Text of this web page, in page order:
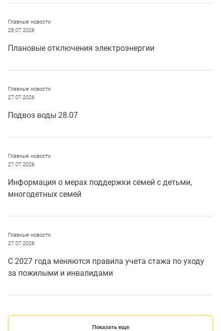
Главные новости
28.07.2026
Плановые отключения электроэнергии
Главные новости
27.07.2026
Подвоз воды 28.07
Главные новости
27.07.2026
Информация о мерах поддержки семей с детьми,
многодетных семей
Главные новости
27.07.2026
С 2027 года меняются правила учета стажа по уходу
за пожилыми и инвалидами
Показать еще